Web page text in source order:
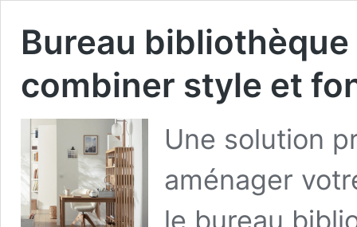
Bureau
combiner style et
Une solution
aménager
le bureau